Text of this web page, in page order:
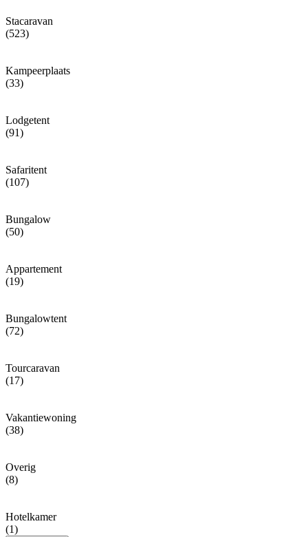
Stacaravan
(523)
Kampeerplaats
(33)
Lodgetent
(91)
Safaritent
(107)
Bungalow
(50)
Appartement
(19)
Bungalowtent
(72)
Tourcaravan
(17)
Vakantiewoning
(38)
Overig
(8)
Hotelkamer
(1)